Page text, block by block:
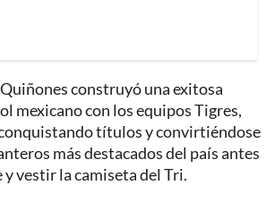
construyó una exitosa
mexicano con los equipos Tigres,
títulos y convirtiéndose
más destacados del país antes
vestir la camiseta del Tri.